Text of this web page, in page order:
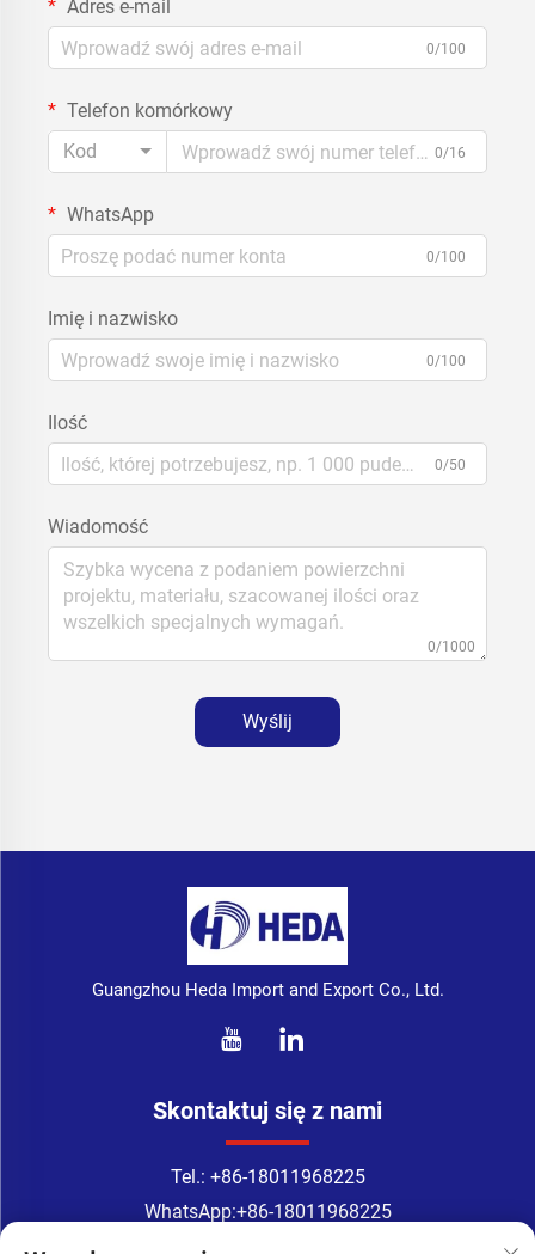
Adres e-mail
0/100
Telefon komórkowy
Kod
0/16
WhatsApp
0/100
Imię i nazwisko
0/100
Ilość
0/50
Wiadomość
0/1000
Wyślij
Guangzhou Heda Import and Export Co., Ltd.
Skontaktuj się z nami
Tel.: +86-18011968225
WhatsApp:+86-18011968225
E-mail: